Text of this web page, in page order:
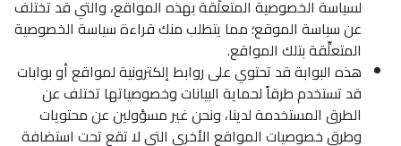
لسياسة الخصوصية المتعلِّقة بهذه المواقع، والتي قد تختلف
عن سياسة الموقع؛ مما يتطلب منك قراءة سياسة الخصوصية
المتعلِّقة بتلك المواقع.
هذه البوابة قد تحتوي على روابط إلكترونية لمواقع أو بوابات
قد تستخدم طرقاً لحماية البيانات وخصوصياتها تختلف عن
الطرق المستخدمة لدينا، ونحن غير مسؤولين عن محتويات
وطرق خصوصيات المواقع الأخرى التي لا تقع تحت استضافة